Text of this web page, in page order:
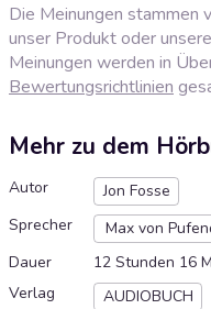
Die Meinungen stammen
unser Produkt oder
Meinungen werden in
Bewertungsrichtlinien
Mehr zu dem
Autor
Jon Fosse
Sprecher
Max von
Dauer
12 Stunden 16
Verlag
AUDIOBUCH